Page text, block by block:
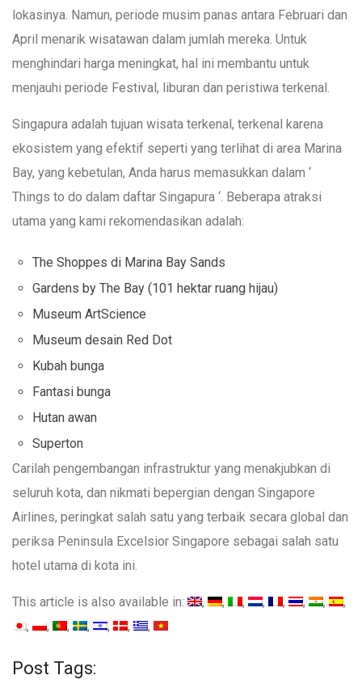
lokasinya. Namun, periode musim panas antara Februari dan
April menarik wisatawan dalam jumlah mereka. Untuk
menghindari harga meningkat, hal ini membantu untuk
menjauhi periode Festival, liburan dan peristiwa terkenal.
Singapura adalah tujuan wisata terkenal, terkenal karena
ekosistem yang efektif seperti yang terlihat di area Marina
Bay, yang kebetulan, Anda harus memasukkan dalam ‘
Things to do dalam daftar Singapura ‘. Beberapa atraksi
utama yang kami rekomendasikan adalah:
The Shoppes di Marina Bay Sands
Gardens by The Bay (101 hektar ruang hijau)
Museum ArtScience
Museum desain Red Dot
Kubah bunga
Fantasi bunga
Hutan awan
Superton
Carilah pengembangan infrastruktur yang menakjubkan di
seluruh kota, dan nikmati bepergian dengan Singapore
Airlines, peringkat salah satu yang terbaik secara global dan
periksa Peninsula Excelsior Singapore sebagai salah satu
hotel utama di kota ini.
This article is also available in:
Post Tags: